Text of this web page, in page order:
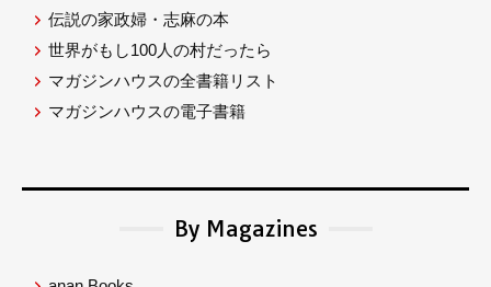
伝説の家政婦・志麻の本
世界がもし100人の村だったら
マガジンハウスの全書籍リスト
マガジンハウスの電子書籍
By Magazines